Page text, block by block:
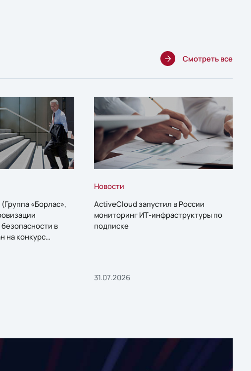
Смотреть все
«Борлас»,
в
на конкурс
Новости
ActiveCloud запустил в России
мониторинг ИТ-инфраструктуры по
подписке
31.07.2026